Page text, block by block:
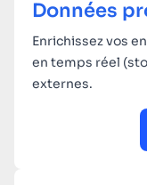
Données
Enrichissez vos
en temps réel
externes.